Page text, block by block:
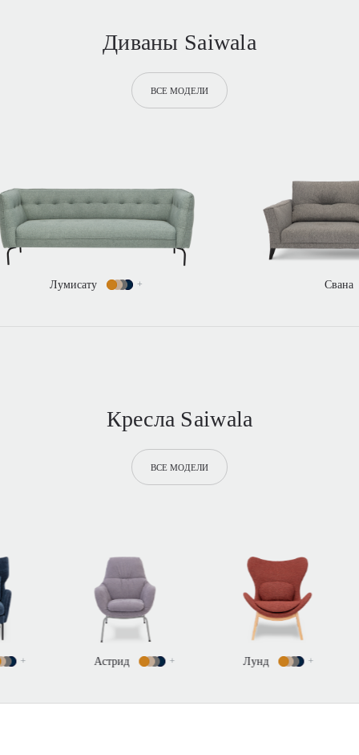
Диваны Saiwala
ВСЕ МОДЕЛИ
Кресла Saiwala
ВСЕ МОДЕЛИ
Лунд Редна